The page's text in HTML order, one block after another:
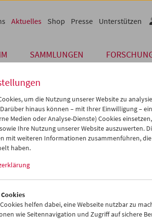
SAMMLUNGEN
Aktuelles Shop Presse Unterstützen
2016
Sie Filmmuseum
Sie das richtige Weihnachtsgeschenk -
für eine
,Postkarten,Plakateoder auch die
um die Nutzung unserer Website zu
hinaus können – mit Ihrer Einwilligung –
Medien oder Analyse-Dienste) Cookies
Ihre Nutzung unserer Website auszuwerten.
mit weiteren Informationen zusammenführen,
haben.
helfen dabei, eine Webseite nutzbar zu
wie Seitennavigation und Zugriff auf sichere